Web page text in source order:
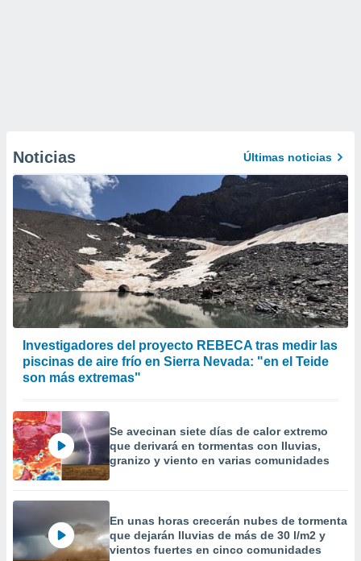
Noticias Últimas noticias
Investigadores del proyecto REBECA tras medir las
piscinas de aire frío en Sierra Nevada: "en el Teide
son más extremas"
Se avecinan siete días de calor extremo
que derivará en tormentas con lluvias,
granizo y viento en varias comunidades
En unas horas crecerán nubes de tormenta
que dejarán lluvias de más de 30 l/m2 y
vientos fuertes en cinco comunidades